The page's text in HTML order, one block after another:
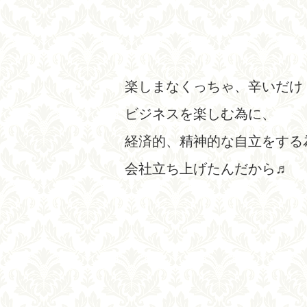
楽しまなくっちゃ、辛いだけ
ビジネスを楽しむ為に、
経済的、精神的な自立をする
会社立ち上げたんだから♬